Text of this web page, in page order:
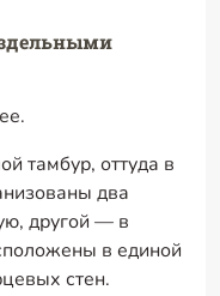
тамбур, оттуда в
два
другой — в
в единой
стен.